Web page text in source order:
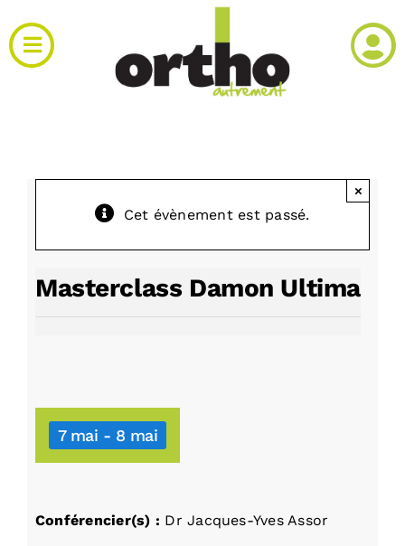
au
contenu
Toggle
Navigation
Agenda
Cet évènement est passé.
×
Masterclass Damon Ultima
7 mai - 8 mai
Conférencier(s) : Dr Jacques-Yves Assor